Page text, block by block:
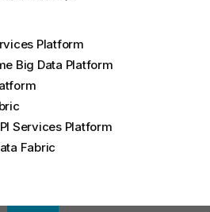
Platform
Big Data Platform
Services Platform
Fabric